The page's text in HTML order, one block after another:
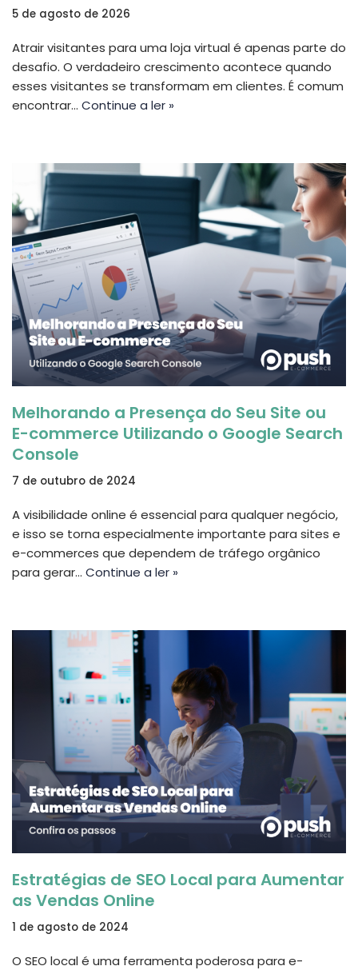
5 de agosto de 2026
Atrair visitantes para uma loja virtual é apenas parte do
desafio. O verdadeiro crescimento acontece quando
esses visitantes se transformam em clientes. É comum
encontrar… Continue a ler »
Melhorando a Presença do Seu Site ou
E-commerce Utilizando o Google Search
Console
7 de outubro de 2024
A visibilidade online é essencial para qualquer negócio,
e isso se torna especialmente importante para sites e
e-commerces que dependem de tráfego orgânico
para gerar… Continue a ler »
Estratégias de SEO Local para Aumentar
as Vendas Online
1 de agosto de 2024
O SEO local é uma ferramenta poderosa para e-